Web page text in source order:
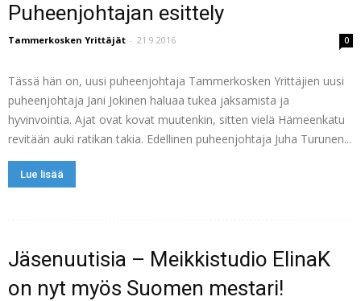
Puheenjohtajan esittely
Tammerkosken Yrittäjät - 21.9.2016 0
Tässä hän on, uusi puheenjohtaja Tammerkosken Yrittäjien uusi
puheenjohtaja Jani Jokinen haluaa tukea jaksamista ja
hyvinvointia. Ajat ovat kovat muutenkin, sitten vielä Hämeenkatu
revitään auki ratikan takia. Edellinen puheenjohtaja Juha Turunen...
Lue lisää
Jäsenuutisia – Meikkistudio ElinaK
on nyt myös Suomen mestari!